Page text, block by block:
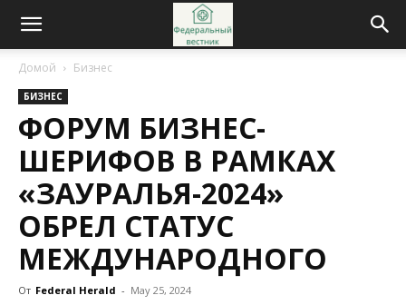
Домой Бизнес
БИЗНЕС
ФОРУМ БИЗНЕС-
ШЕРИФОВ В РАМКАХ
«ЗАУРАЛЬЯ-2024»
ОБРЕЛ СТАТУС
МЕЖДУНАРОДНОГО
От Federal Herald - May 25, 2024